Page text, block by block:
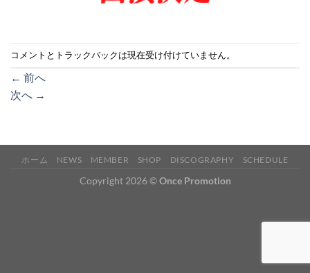
コメントとトラックバックは現在受け付けていません。
← 前へ
次へ →
ホーム NEWS MEMBER SHOP DISCOGRAPHY SCHEDULE
Copyright 2026 ©Once Promotion